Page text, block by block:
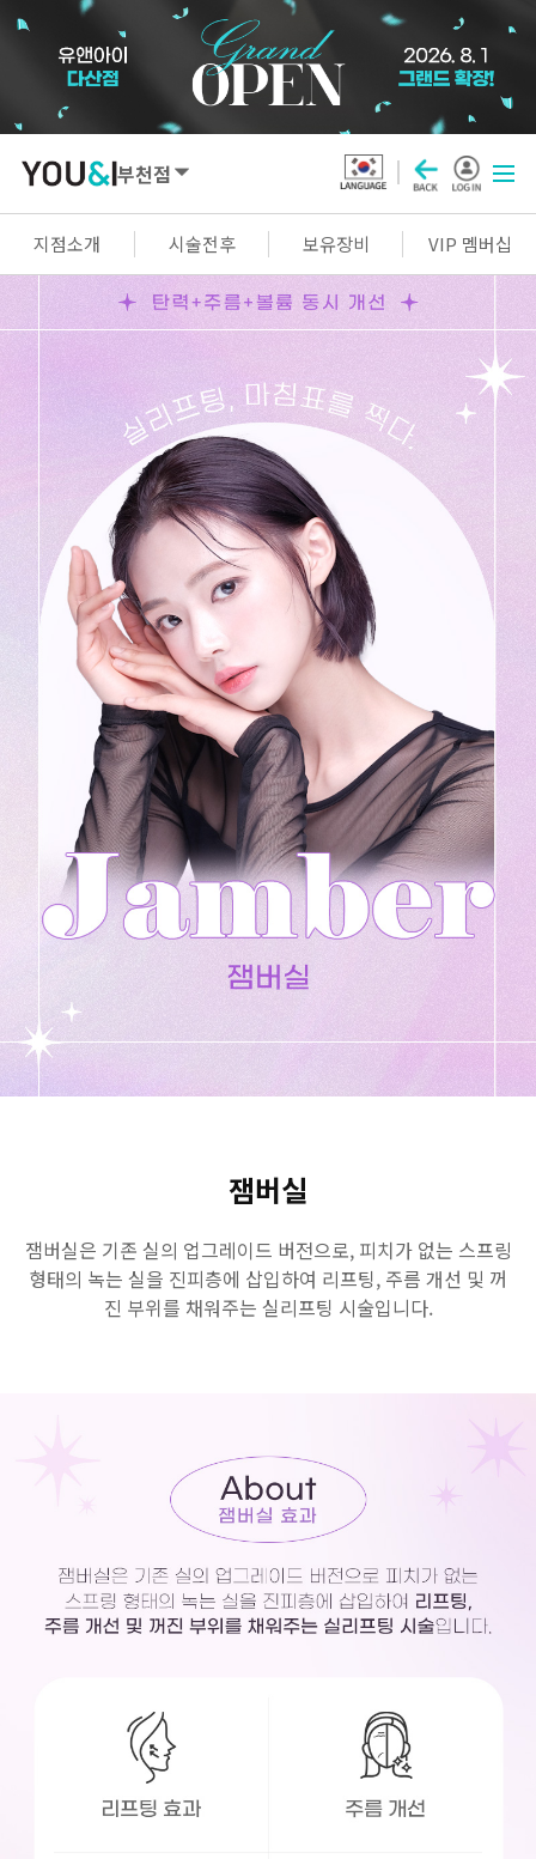
부천점
지점소개 시술전후 보유장비 VIP 멤버십
SEOUL
선릉점 잠실점
홍대신촌점
구로점 여의도점 천호점
창동점
GYEONGGI / INCHEON
수원점 판교점 광교점 광명점
산본점 부천점 일산점 다산점
김포점 인천검단점 동탄점
부평점 의정부점
시흥배곧점 분당미금점 과천점 하남미사점
화성봉담점 경기광주점
CHUNGCHEONG-DO
천안점 대전점
광주점
잼버실
잼버실은 기존 실의 업그레이드 버전으로, 피치가 없는 스프링
형태의 녹는 실을 진피층에 삽입하여 리프팅, 주름 개선 및 꺼
진 부위를 채워주는 실리프팅 시술입니다.